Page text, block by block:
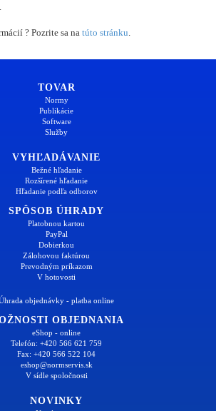
? Pozrite sa na túto stránku
TOVAR
Normy
Publikácie
Software
Služby
VYHĽADÁVANIE
Bežné hľadanie
Rozšírené hľadanie
Hľadanie podľa odborov
SPÔSOB ÚHRADY
Platobnou kartou
PayPal
Dobierkou
Zálohovou faktúrou
Prevodným príkazom
V hotovosti
objednávky - platba online
OBJEDNANIA
eShop - online
Telefón: +420 566 621 759
Fax: +420 566 522 104
eshop@normservis.sk
V sídle spoločnosti
NOVINKY